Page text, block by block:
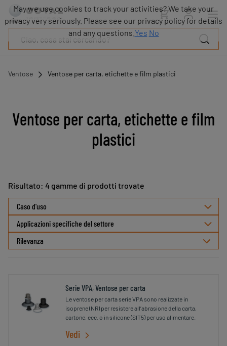
Ventose Ventose per carta, etichette e film plastici
Ventose per carta, etichette e film
plastici
Risultato: 4 gamme di prodotti trovate
Seleziona
ordinamento
Caso d'uso
Applicazioni specifiche del settore
Serie VPA, Ventose per carta
Le ventose per carta serie VPA sono realizzate in
isoprene (NR) per resistere all’abrasione della carta,
cartone, ecc. o in silicone (SIT5) per uso alimentare.
Vedi
Prodotti
Industrie
Risorse
COVAL
Partner
May we use cookies to track your activities? We take your
privacy very seriously. Please see our privacy policy for details
and any questions. Yes No